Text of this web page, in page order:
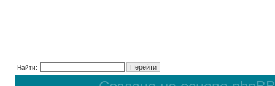
Найти: